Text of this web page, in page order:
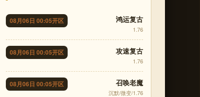
08月06日 00:05开区 鸿运复古
1.76
08月06日 00:05开区 攻速复古
1.76
08月06日 00:05开区 召唤老魔
沉默/微变/1.76